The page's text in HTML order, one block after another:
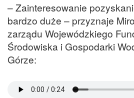
– Zainteresowanie
bardzo duże – przyznaje
zarządu Wojewódzkiego
Środowiska i Gospodarki
Górze: